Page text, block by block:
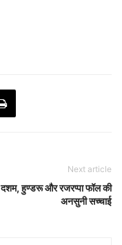
Next article
दशम, हुण्डरू और रजरप्पा फॉल की
अनसुनी सच्चाई